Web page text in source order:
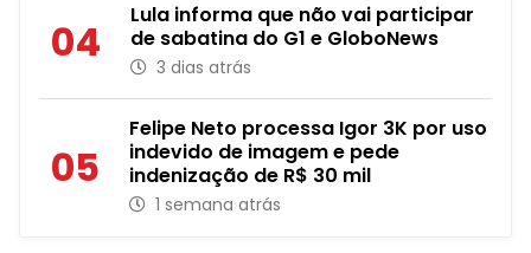
04
Lula informa que não vai participar
de sabatina do G1 e GloboNews
3 dias atrás
05
Felipe Neto processa Igor 3K por uso
indevido de imagem e pede
indenização de R$ 30 mil
1 semana atrás